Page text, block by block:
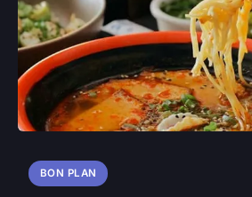
BON PLAN